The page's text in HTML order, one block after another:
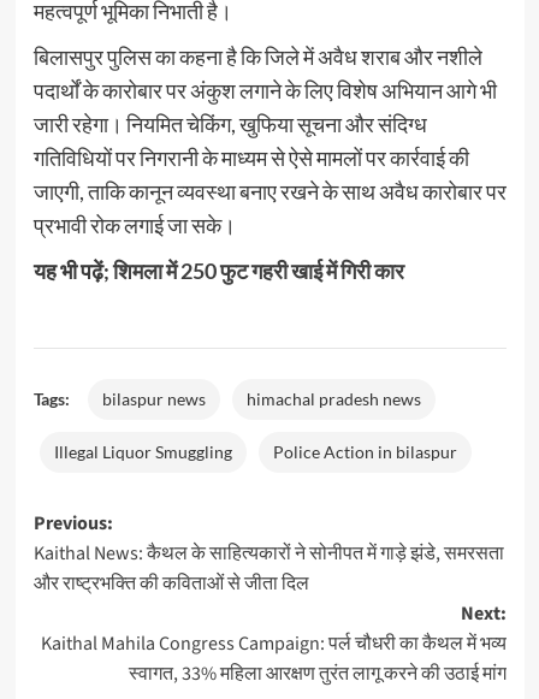
महत्वपूर्ण भूमिका निभाती है।
बिलासपुर पुलिस का कहना है कि जिले में अवैध शराब और नशीले
पदार्थों के कारोबार पर अंकुश लगाने के लिए विशेष अभियान आगे भी
जारी रहेगा। नियमित चेकिंग, खुफिया सूचना और संदिग्ध
गतिविधियों पर निगरानी के माध्यम से ऐसे मामलों पर कार्रवाई की
जाएगी, ताकि कानून व्यवस्था बनाए रखने के साथ अवैध कारोबार पर
प्रभावी रोक लगाई जा सके।
यह भी पढ़ें;शिमला में 250 फुट गहरी खाई में गिरी कार
Tags: bilaspur news himachal pradesh news
Illegal Liquor Smuggling Police Action in bilaspur
Post
navigation
Previous:
Kaithal News: कैथल के साहित्यकारों ने सोनीपत में गाड़े झंडे, समरसता
और राष्ट्रभक्ति की कविताओं से जीता दिल
Next:
Kaithal Mahila Congress Campaign: पर्ल चौधरी का कैथल में भव्य
स्वागत, 33% महिला आरक्षण तुरंत लागू करने की उठाई मांग